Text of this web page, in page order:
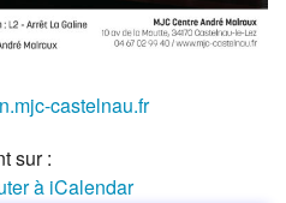
castelnau.fr
sur :
à iCalendar